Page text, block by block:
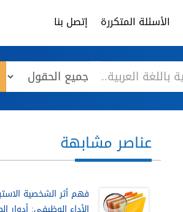
الأسئلة المتكررة إتصل بنا
عناصر مشابهة
فهم أثر الشخصية